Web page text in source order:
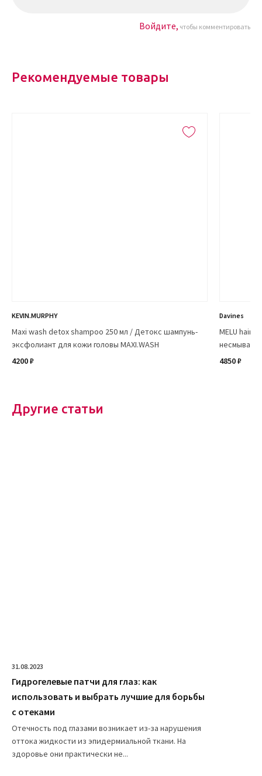
Войдите, чтобы комментировать
Рекомендуемые товары
KEVIN.MURPHY
Maxi wash detox shampoo 250 мл / Детокс шампунь-
эксфолиант для кожи головы MAXI.WASH
4200 ₽
Davines
MELU hair
4850 ₽
Другие статьи
31.08.2023
Гидрогелевые патчи для глаз: как
использовать и выбрать лучшие для борьбы
с отеками
Отечность под глазами возникает из-за нарушения
оттока жидкости из эпидермиальной ткани. На
здоровье они практически не...